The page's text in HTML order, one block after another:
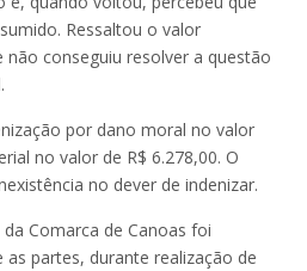
Ressaltou o valor
conseguiu resolver a questão
por dano moral no valor
no valor de R$ 6.278,00. O
no dever de indenizar.
da Comarca de Canoas foi
partes, durante realização de